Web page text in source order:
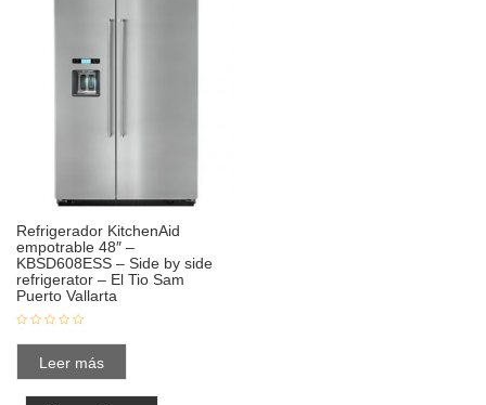
Refrigerador KitchenAid
empotrable 48″ –
KBSD608ESS – Side by side
refrigerator – El Tio Sam
Puerto Vallarta
Leer más